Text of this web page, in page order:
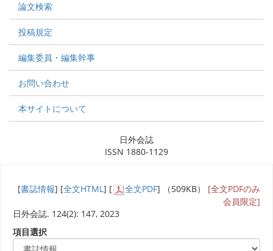
論文検索
投稿規定
編集委員・編集幹事
お問い合わせ
本サイトについて
日外会誌
ISSN 1880-1129
[書誌情報] [全文HTML] [ 全文PDF] （509KB） [全文PDFのみ
会員限定]
日外会誌. 124(2): 147, 2023
項目選択